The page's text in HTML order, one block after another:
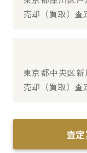
売却（買取）査
東京都中央区
売却（買取）査
査